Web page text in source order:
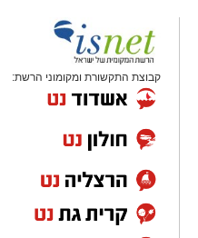
קבוצת התקשורת ומקומוני הרשת: